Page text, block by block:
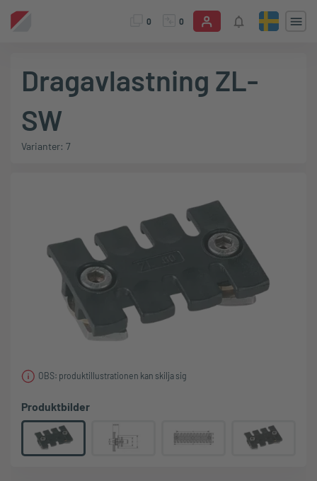
0 0
Dragavlastning ZL-
SW
Varianter: 7
OBS: produktillustrationen kan skilja sig
Produktbilder